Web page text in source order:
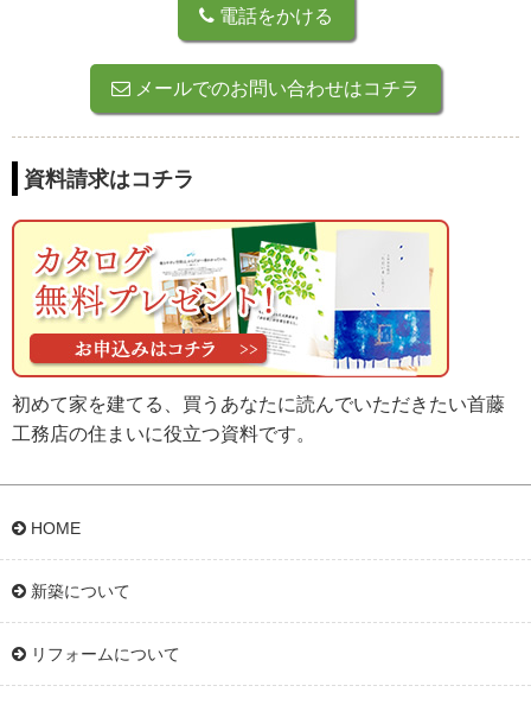
電話をかける
メールでのお問い合わせはコチラ
資料請求はコチラ
初めて家を建てる、買うあなたに読んでいただきたい首藤
工務店の住まいに役立つ資料です。
HOME
新築について
リフォームについて